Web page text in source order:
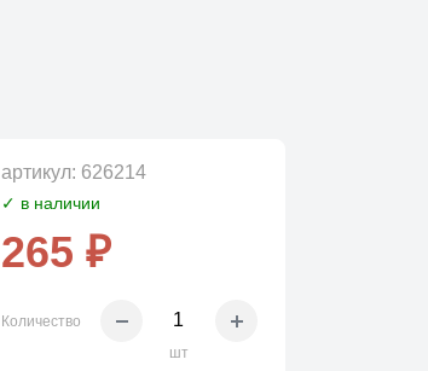
артикул: 626214
✓ в наличии
265 ₽
Количество
шт